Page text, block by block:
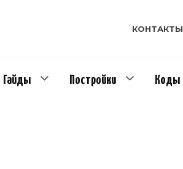
КОНТАКТЫ
Гайды Постройки Коды